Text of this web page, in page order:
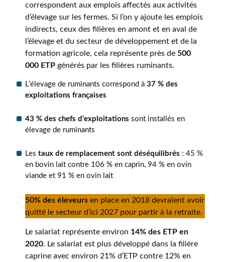
correspondent aux emplois affectés aux activités
d’élevage sur les fermes. Si l’on y ajoute les emplois
indirects, ceux des filières en amont et en aval de
l’élevage et du secteur de développement et de la
formation agricole, cela représente près de 500
000 ETP générés par les filières ruminants.
L’élevage de ruminants correspond à 37 % des
exploitations françaises
43 % des chefs d’exploitations sont installés en
élevage de ruminants
Les taux de remplacement sont déséquilibrés : 45 %
en bovin lait contre 106 % en caprin, 94 % en ovin
viande et 91 % en ovin lait
50% des éleveurs en place en 2018 devraient avoir
quitté le secteur d’ici 2027 pour partir à la retraite.
Le salariat représente environ 14% des ETP en
2020. Le salariat est plus développé dans la filière
caprine avec environ 21% d’ETP contre 12% en